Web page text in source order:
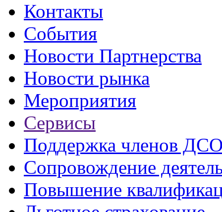
Контакты
События
Новости Партнерства
Новости рынка
Мероприятия
Сервисы
Поддержка членов
Сопровождение
Повышение